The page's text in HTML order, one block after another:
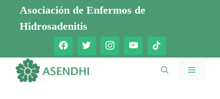
Saltar
contenido
Asociación de Enfermos de
Hidrosadenitis
Menú